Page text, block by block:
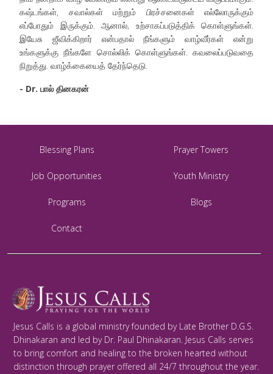
கஷ்டங்கள், சவால்கள் மற்றும் பிரச்சனைகள் எல்லோருக்கும்
எப்போதும் இருக்கும். ஆனால், உற்சாகப்படுத்திக் கொள்ளுங்கள்.
இயேசு ஜீவிக்கிறார் என்பதால் நீங்களும் வாழ்வீர்கள் என்று
உங்களுக்கு நீங்களே சொல்லிக் கொள்ளுங்கள். கவலைப்படுவதை
நிறுத்து. வாழ்க்கையைத் தேர்ந்தெடு.
- Dr. பால் தினகரன்
Blessing Plans Prayer Towers
Job Opportunities Youth Ministry
Programs Blogs
Contact
Jesus Calls is a global ministry founded by Late Brother D.G.S.
Dhinakaran and led by Dr. Paul Dhinakaran. Jesus Calls serves
to bring comfort and healing to the broken hearted without
distinction through prayer offered all 24/7 throughout the year.